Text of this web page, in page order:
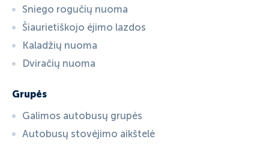
Sniego rogučių nuoma
Šiaurietiškojo ėjimo lazdos
Kaladžių nuoma
Dviračių nuoma
Grupės
Galimos autobusų grupės
Autobusų stovėjimo aikštelė